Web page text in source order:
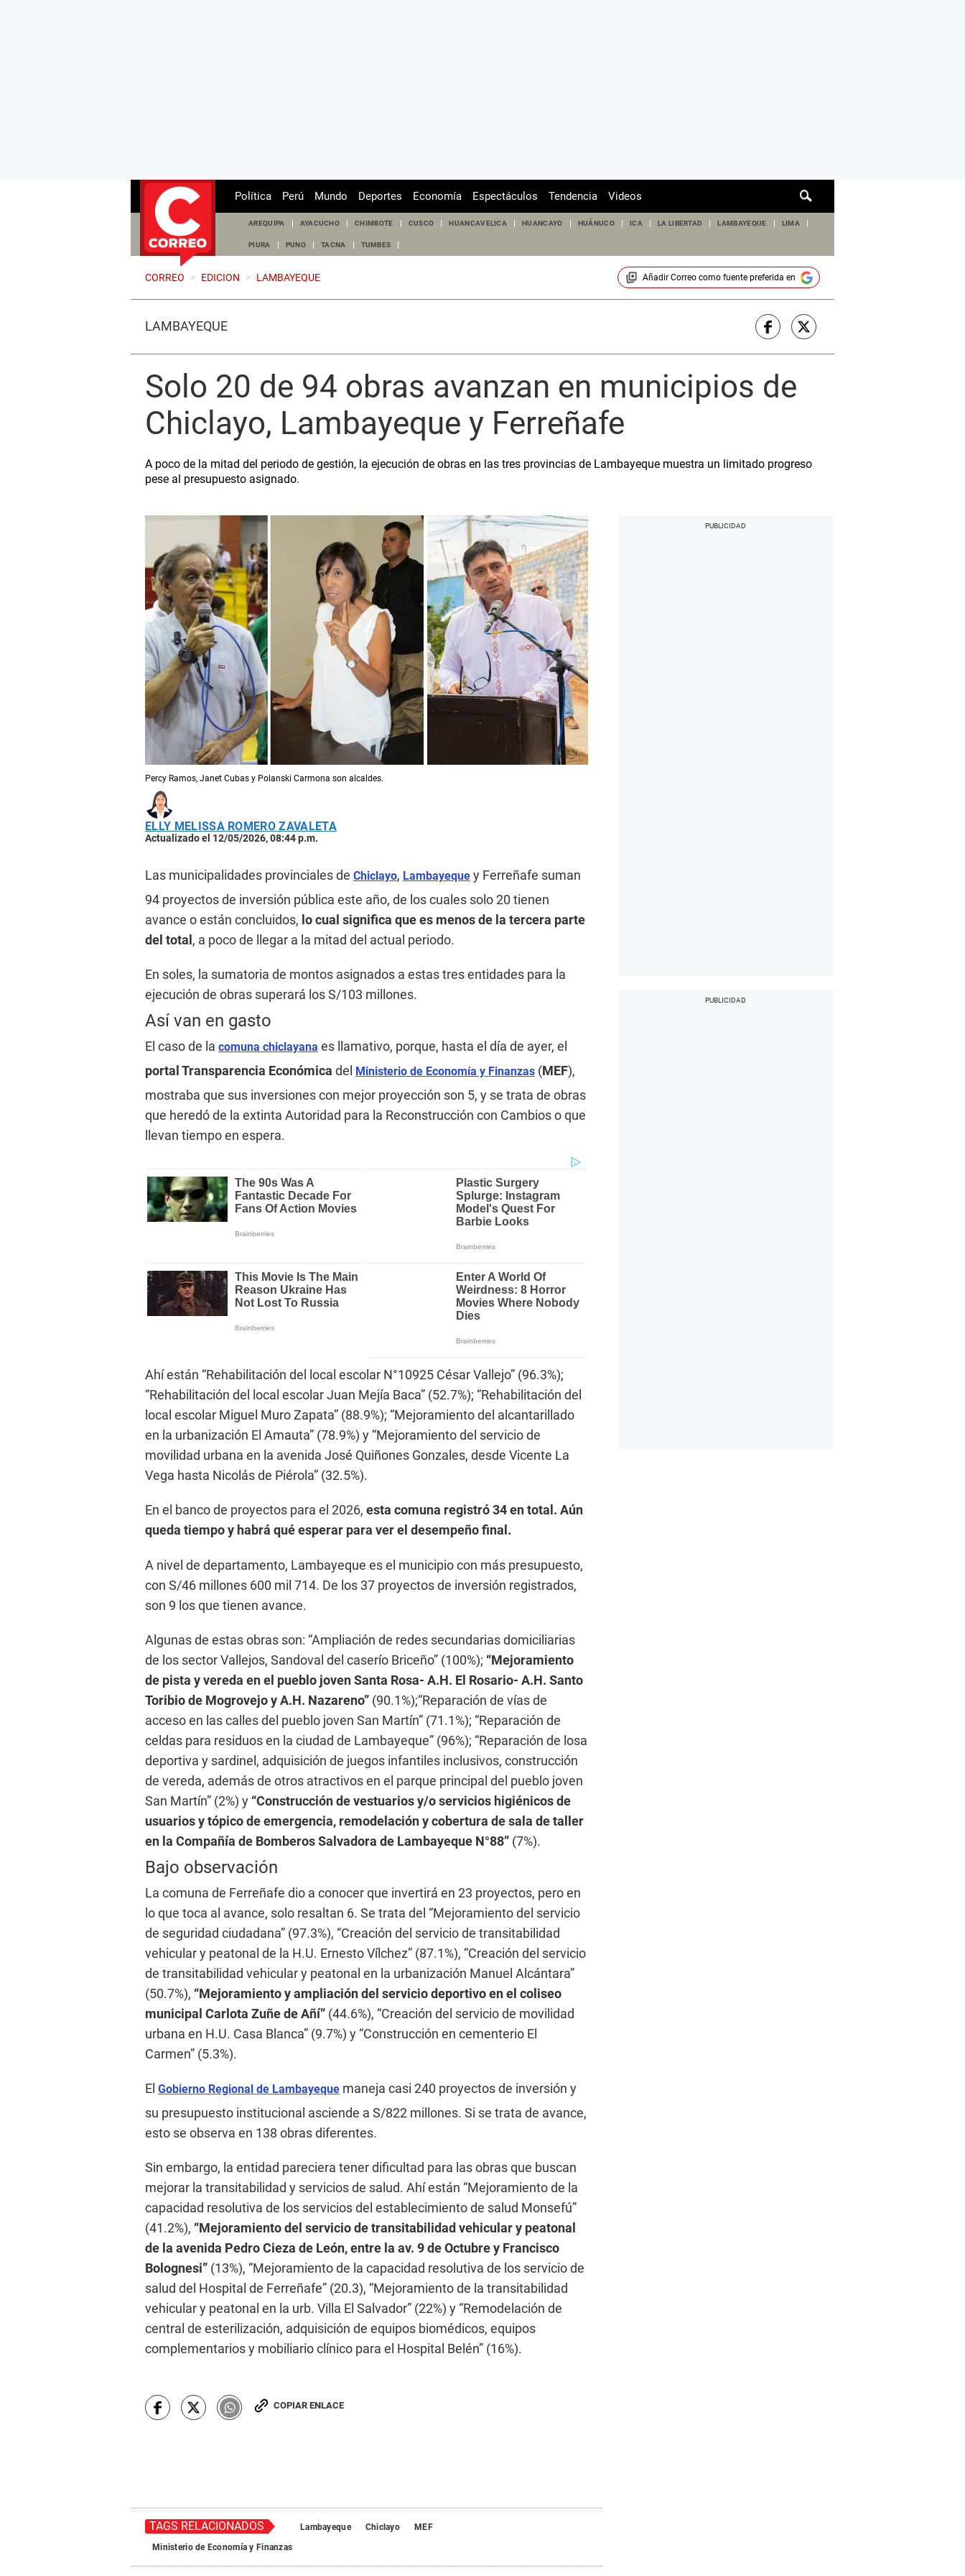
de
Política Perú Mundo Deportes Economía Espectáculos Tendencia Videos
AREQUIPA AYACUCHO CHIMBOTE CUSCO HUANCAVELICA HUANCAYO HUÁNUCO ICA LA LIBERTAD LAMBAYEQUE LIMA
PIURA PUNO TACNA TUMBES
CORREO > EDICION > LAMBAYEQUE Añadir Correocomo fuente preferida en
LAMBAYEQUE
Solo 20 de 94 obras avanzan en municipios de
Chiclayo, Lambayeque y Ferreñafe
A poco de la mitad del periodo de gestión, la ejecución de obras en las tres provincias de Lambayeque muestra un limitado progreso
pese al presupuesto asignado.
Percy Ramos, Janet Cubas y Polanski Carmona son alcaldes.
ELLY MELISSA ROMERO ZAVALETA
Actualizado el 12/05/2026, 08:44 p.m.
Las municipalidades provinciales de Chiclayo, Lambayeque y Ferreñafe suman
94 proyectos de inversión pública este año, de los cuales solo 20 tienen
avance o están concluidos, lo cual significa que es menos de la tercera parte
del total , a poco de llegar a la mitad del actual periodo.
En soles, la sumatoria de montos asignados a estas tres entidades para la
ejecución de obras superará los S/103 millones.
Así van en gasto
El caso de la comuna chiclayana es llamativo, porque, hasta el día de ayer, el
portal Transparencia Económica del Ministerio de Economía y Finanzas (MEF),
mostraba que sus inversiones con mejor proyección son 5, y se trata de obras
que heredó de la extinta Autoridad para la Reconstrucción con Cambios o que
llevan tiempo en espera.
Ahí están “Rehabilitación del local escolar N°10925 César Vallejo” (96.3%);
“Rehabilitación del local escolar Juan Mejía Baca” (52.7%); “Rehabilitación del
local escolar Miguel Muro Zapata” (88.9%); “Mejoramiento del alcantarillado
en la urbanización El Amauta” (78.9%) y “Mejoramiento del servicio de
movilidad urbana en la avenida José Quiñones Gonzales, desde Vicente La
Vega hasta Nicolás de Piérola” (32.5%).
En el banco de proyectos para el 2026, esta comuna registró 34 en total. Aún
queda tiempo y habrá qué esperar para ver el desempeño final.
A nivel de departamento, Lambayeque es el municipio con más presupuesto,
con S/46 millones 600 mil 714. De los 37 proyectos de inversión registrados,
son 9 los que tienen avance.
Algunas de estas obras son: “Ampliación de redes secundarias domiciliarias
de los sector Vallejos, Sandoval del caserío Briceño” (100%); “Mejoramiento
de pista y vereda en el pueblo joven Santa Rosa- A.H. El Rosario- A.H. Santo
Toribio de Mogrovejo y A.H. Nazareno” (90.1%);“Reparación de vías de
acceso en las calles del pueblo joven San Martín” (71.1%); “Reparación de
celdas para residuos en la ciudad de Lambayeque” (96%); “Reparación de losa
deportiva y sardinel, adquisición de juegos infantiles inclusivos, construcción
de vereda, además de otros atractivos en el parque principal del pueblo joven
San Martín” (2%) y “Construcción de vestuarios y/o servicios higiénicos de
usuarios y tópico de emergencia, remodelación y cobertura de sala de taller
en la Compañía de Bomberos Salvadora de Lambayeque N°88” (7%).
Bajo observación
La comuna de Ferreñafe dio a conocer que invertirá en 23 proyectos, pero en
lo que toca al avance, solo resaltan 6. Se trata del “Mejoramiento del servicio
de seguridad ciudadana” (97.3%), “Creación del servicio de transitabilidad
vehicular y peatonal de la H.U. Ernesto Vílchez” (87.1%), “Creación del servicio
de transitabilidad vehicular y peatonal en la urbanización Manuel Alcántara”
(50.7%), “Mejoramiento y ampliación del servicio deportivo en el coliseo
municipal Carlota Zuñe de Añí” (44.6%), “Creación del servicio de movilidad
urbana en H.U. Casa Blanca” (9.7%) y “Construcción en cementerio El
Carmen” (5.3%).
El Gobierno Regional de Lambayeque maneja casi 240 proyectos de inversión y
su presupuesto institucional asciende a S/822 millones. Si se trata de avance,
esto se observa en 138 obras diferentes.
Sin embargo, la entidad pareciera tener dificultad para las obras que buscan
mejorar la transitabilidad y servicios de salud. Ahí están “Mejoramiento de la
capacidad resolutiva de los servicios del establecimiento de salud Monsefú”
(41.2%), “Mejoramiento del servicio de transitabilidad vehicular y peatonal
de la avenida Pedro Cieza de León, entre la av. 9 de Octubre y Francisco
Bolognesi” (13%), “Mejoramiento de la capacidad resolutiva de los servicio de
salud del Hospital de Ferreñafe” (20.3), “Mejoramiento de la transitabilidad
vehicular y peatonal en la urb. Villa El Salvador” (22%) y “Remodelación de
central de esterilización, adquisición de equipos biomédicos, equipos
complementarios y mobiliario clínico para el Hospital Belén” (16%).
COPIAR ENLACE
TAGS RELACIONADOS Lambayeque Chiclayo
MEF
Ministerio de Economía y Finanzas